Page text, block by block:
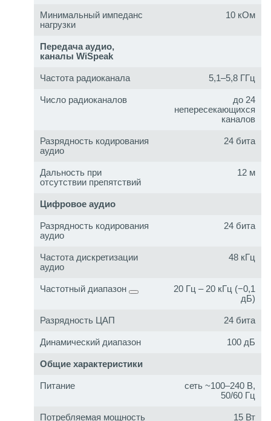
Минимальный импеданс
нагрузки
10 кОм
Передача аудио,
каналы WiSpeak
Частота радиоканала 5,1–5,8 ГГц
Число радиоканалов
до 24
непересекающихся
каналов
Разрядность кодирования
аудио
24 бита
Дальность при
отсутствии препятствий
12 м
Цифровое аудио
Разрядность кодирования
аудио
24 бита
Частота дискретизации
аудио
48 кГц
Частотный диапазон
20 Гц – 20 кГц (−0,1
дБ)
Разрядность ЦАП 24 бита
Динамический диапазон 100 дБ
Общие характеристики
Питание
сеть ~100–240 В,
50/60 Гц
Потребляемая мощность 15 Вт